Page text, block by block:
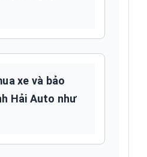
xe và bảo
Hải Auto như